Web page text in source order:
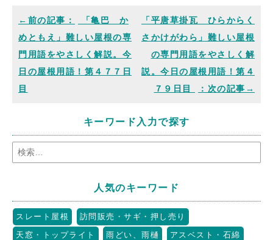
「亀巴 か
めともえ」難しい屋根の専
門用語をやさしく解説。今
日の屋根用語！第４７７日
目
「平唐草掛瓦 ひらからく
さかけがわら」難しい屋根
の専門用語をやさしく解
説。今日の屋根用語！第４
７９日目
キーワード入力で探す
人気のキーワード
スレート屋根
訪問販売・サギ・押し売り
天窓・トップライト
雨どい、雨樋
アスベスト・石綿